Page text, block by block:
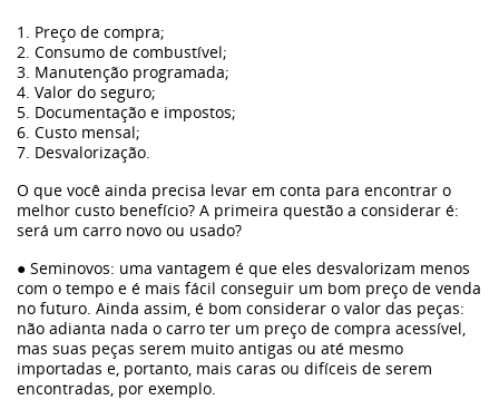
1. Preço de compra;
2. Consumo de combustível;
3. Manutenção programada;
4. Valor do seguro;
5. Documentação e impostos;
6. Custo mensal;
7. Desvalorização.
O que você ainda precisa levar em conta para encontrar o
melhor custo benefício? A primeira questão a considerar é:
será um carro novo ou usado?
● Seminovos: uma vantagem é que eles desvalorizam menos
com o tempo e é mais fácil conseguir um bom preço de venda
no futuro. Ainda assim, é bom considerar o valor das peças:
não adianta nada o carro ter um preço de compra acessível,
mas suas peças serem muito antigas ou até mesmo
importadas e, portanto, mais caras ou difíceis de serem
encontradas, por exemplo.